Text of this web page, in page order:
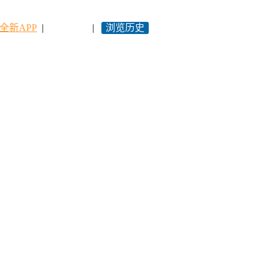
全新APP | | 浏览历史